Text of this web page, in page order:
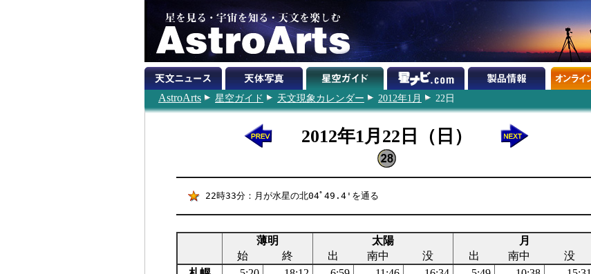
AstroArts 星空ガイド 天文現象カレンダー 2012年1月 22日
2012年1月22日（日）
22時33分：月が水星の北04ﾟ49.4'を通る
薄明 太陽
月
始
終 出 南中 没 出 南中
没